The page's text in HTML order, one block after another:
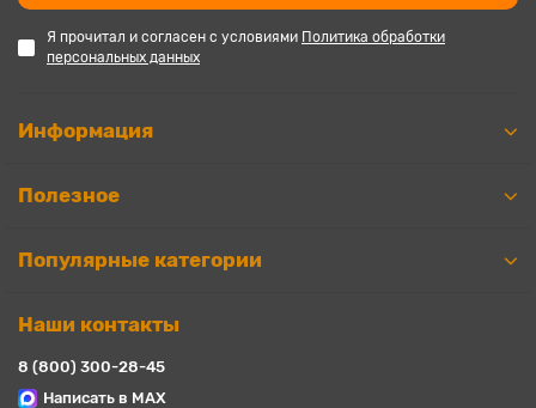
Я прочитал и согласен с условиями Политика обработки
персональных данных
Информация
Полезное
Популярные категории
Наши контакты
8 (800) 300-28-45
Написать в MAX